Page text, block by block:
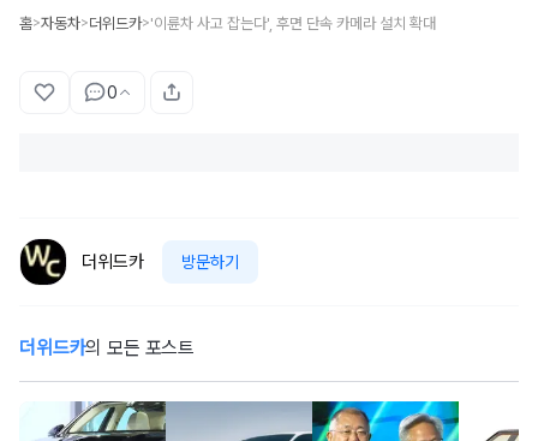
홈>자동차>더위드카>'이륜차 사고 잡는다', 후면 단속 카메라 설치 확대
0
더위드카 방문하기
더위드카의 모든 포스트